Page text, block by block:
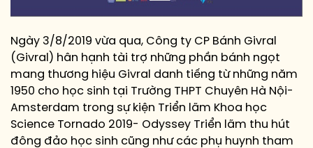
Ngày 3/8/2019 vừa qua, Công ty CP Bánh Givral
(Givral) hân hạnh tài trợ những phần bánh ngọt
mang thương hiệu Givral danh tiếng từ những năm
1950 cho học sinh tại Trường THPT Chuyên Hà Nội-
Amsterdam trong sự kiện Triển lãm Khoa học
Science Tornado 2019- Odyssey Triển lãm thu hút
đông đảo học sinh cũng như các phụ huynh tham